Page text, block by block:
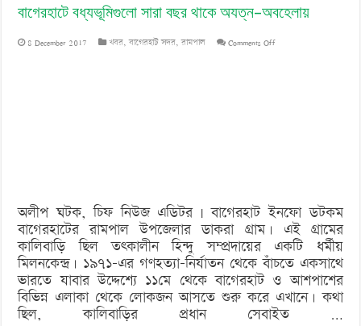
বাগেরহাটে বধ্যভূমিগুলো সারা বছর থাকে অযত্ন–অবহেলায়
8 December 2017 খবর,বাগেরহাট সদর,রামপাল Comments Offon
অবহেলায়
অলীপ ঘটক, চিফ নিউজ এডিটর | বাগেরহাট ইনফো ডটকম
বাগেরহাটের রামপাল উপজেলার ডাকরা গ্রাম। এই গ্রামের
কালিবাড়ি ছিল তৎকালীন হিন্দু সম্প্রদায়ের একটি ধর্মীয়
মিলনকেন্দ্র। ১৯৭১-এর গণহত্যা-নির্যাতন থেকে বাঁচতে একসাথে
ভারতে যাবার উদ্দেশ্যে ১১মে থেকে বাগেরহাট ও আশপাশের
বিভিন্ন এলাকা থেকে লোকজন আসতে শুরু করে এখানে। কথা
ছিল, কালিবাড়ির প্রধান সেবাইত …